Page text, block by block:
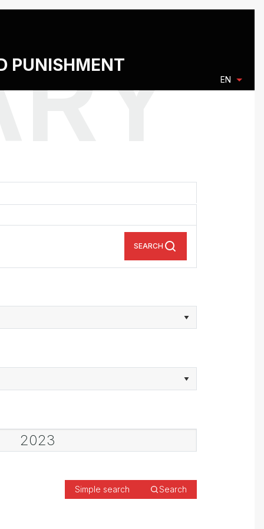
PUNISHMENT
EN
SEARCH
Simple search Search